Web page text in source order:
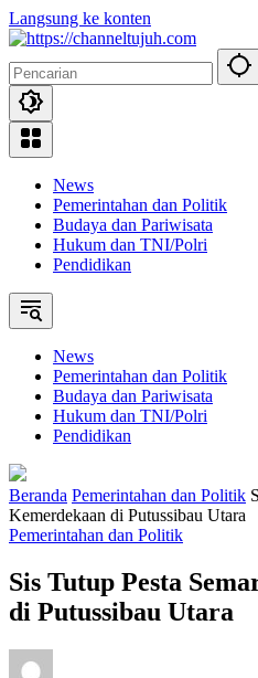
Langsung ke konten
News
Pemerintahan dan Politik
Budaya dan Pariwisata
Hukum dan TNI/Polri
Pendidikan
News
Pemerintahan dan Politik
Budaya dan Pariwisata
Hukum dan TNI/Polri
Pendidikan
Beranda Pemerintahan dan Politik
Kemerdekaan di Putussibau Utara
Pemerintahan dan Politik
Sis Tutup Pesta
di Putussibau Utara